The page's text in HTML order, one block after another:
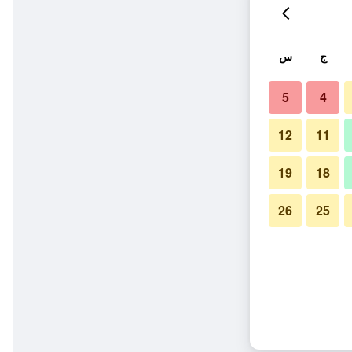
ج س
4
5
11
12
18
19
25
26